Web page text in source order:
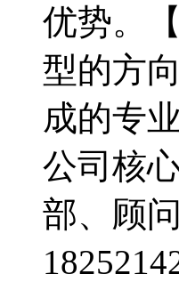
优势。
型的方
成的专
公司核
部、顾